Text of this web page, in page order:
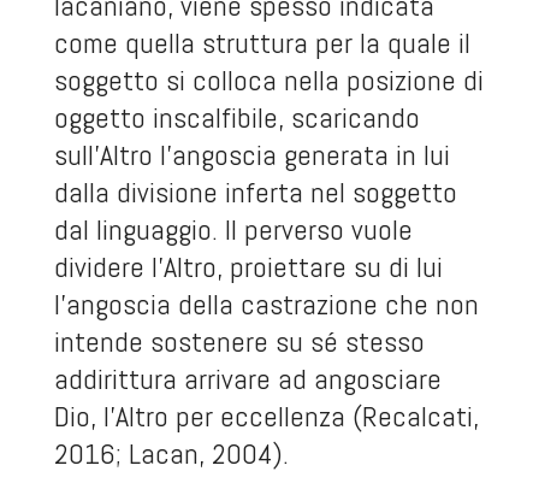
come quella struttura per la quale il
soggetto si colloca nella posizione di
oggetto inscalfibile, scaricando
sull’Altro l’angoscia generata in lui
dalla divisione inferta nel soggetto
dal linguaggio. Il perverso vuole
dividere l’Altro, proiettare su di lui
l’angoscia della castrazione che non
intende sostenere su sé stesso
addirittura arrivare ad angosciare
Dio, l’Altro per eccellenza (Recalcati,
2016; Lacan, 2004).